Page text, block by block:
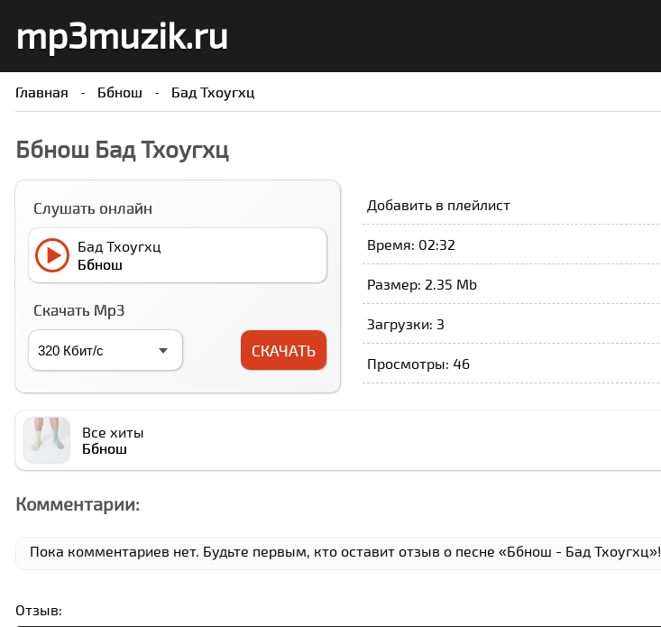
mp3muzik.ru
Главная Ббнош Бад Тхоугхц
Ббнош Бад Тхоугхц
Слушать онлайн
Бад Тхоугхц
Ббнош
Скачать Mp3
СКАЧАТЬ
Добавить в плейлист
Время: 02:32
Размер: 2.35 Mb
Загрузки: 3
Просмотры: 46
Все хиты
Ббнош
Комментарии:
Пока комментариев нет. Будьте первым, кто оставит отзыв о песне «Ббнош - Бад Тхоугхц»!
Отзыв: